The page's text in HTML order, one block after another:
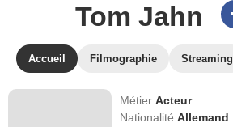
Tom Jahn
Accueil Filmographie Streaming
MétierActeur
NationalitéAllemand